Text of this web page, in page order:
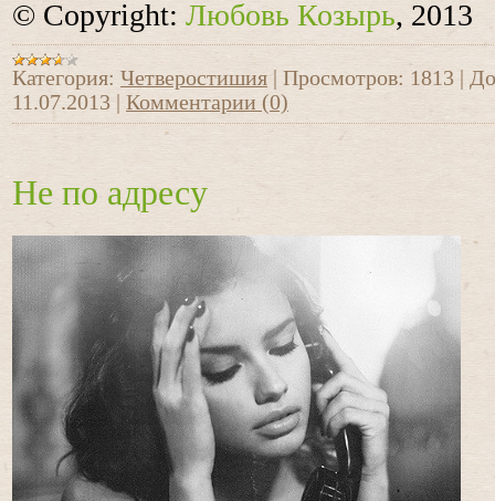
© Copyright: Любовь Козырь, 2013
Категория: Четверостишия Просмотров: 1813
11.07.2013
Комментарии (0)
Не по адресу